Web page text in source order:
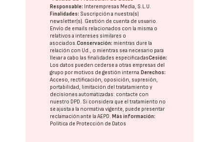
Responsable: Interempresas Media, S.L.U.
Finalidades: Suscripción a nuestra(s)
newsletter(s). Gestión de cuenta de usuario.
Envío de emails relacionados con la misma o
relativos a intereses similares o
asociados.Conservación: mientras dure la
relación con Ud., o mientras sea necesario para
llevar a cabo las finalidades especificadasCesión:
Los datos pueden cederse a otras empresas del
grupo por motivos de gestión interna.Derechos:
Acceso, rectificación, oposición, supresión,
portabilidad, limitación del tratatamiento y
decisiones automatizadas: contacte con
nuestro DPD. Si considera que el tratamiento no
se ajusta a la normativa vigente, puede presentar
reclamación ante laAEPD.Más información:
Política de Protección de Datos